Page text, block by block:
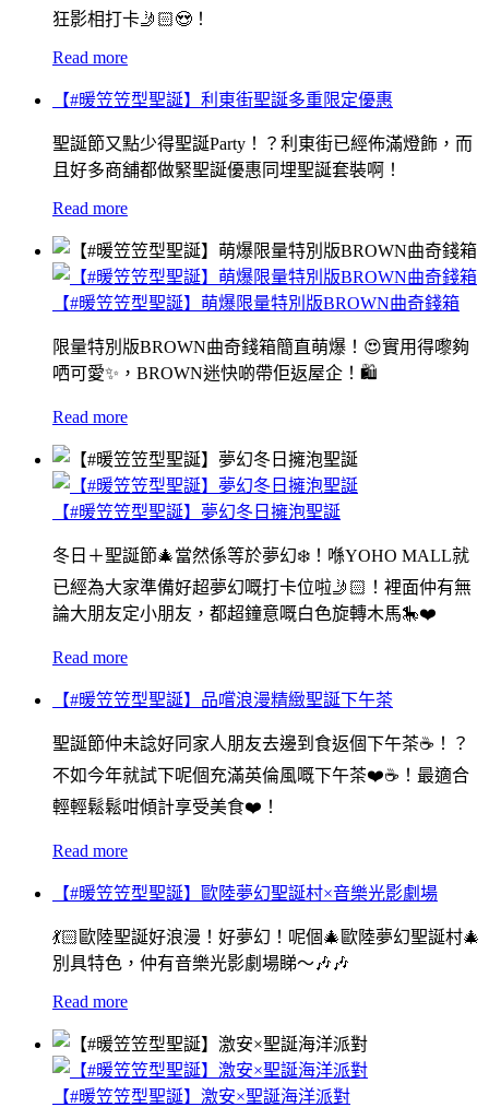
狂影相打卡🤳🏻😍！
Read more
【#暖笠笠型聖誕】利東街聖誕多重限定優惠
聖誕節又點少得聖誕Party！？利東街已經佈滿燈飾，而
且好多商舖都做緊聖誕優惠同埋聖誕套裝啊！
Read more
【#暖笠笠型聖誕】萌爆限量特別版BROWN曲奇錢箱
限量特別版BROWN曲奇錢箱簡直萌爆！😍實用得嚟夠
哂可愛✨，BROWN迷快啲帶佢返屋企！🛍
Read more
【#暖笠笠型聖誕】夢幻冬日擁泡聖誕
冬日＋聖誕節🎄當然係等於夢幻❄️！喺YOHO MALL就
已經為大家準備好超夢幻嘅打卡位啦🤳🏻！裡面仲有無
論大朋友定小朋友，都超鐘意嘅白色旋轉木馬🎠❤️
Read more
【#暖笠笠型聖誕】品嚐浪漫精緻聖誕下午茶
聖誕節仲未諗好同家人朋友去邊到食返個下午茶☕️！？
不如今年就試下呢個充滿英倫風嘅下午茶❤️☕️！最適合
輕輕鬆鬆咁傾計享受美食❤️！
Read more
【#暖笠笠型聖誕】歐陸夢幻聖誕村×音樂光影劇場
💃🏻歐陸聖誕好浪漫！好夢幻！呢個🎄歐陸夢幻聖誕村🎄
別具特色，仲有音樂光影劇場睇～🎶🎶
Read more
【#暖笠笠型聖誕】激安×聖誕海洋派對